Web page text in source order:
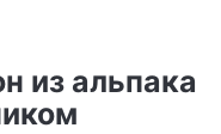
из альпака